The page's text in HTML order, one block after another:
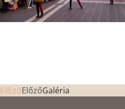
ElőzőElőzőGaléria